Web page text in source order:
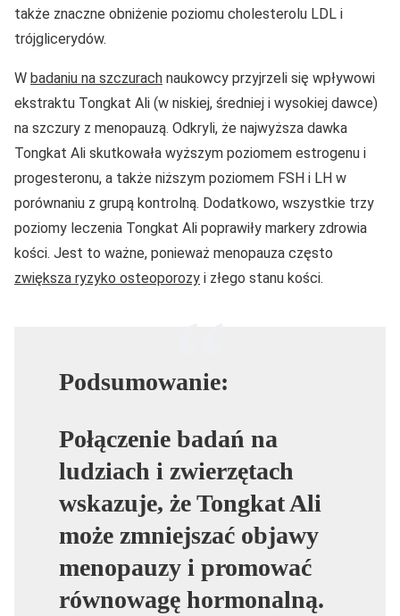
także znaczne obniżenie poziomu cholesterolu LDL i
trójglicerydów.
W badaniu na szczurach naukowcy przyjrzeli się wpływowi
ekstraktu Tongkat Ali (w niskiej, średniej i wysokiej dawce)
na szczury z menopauzą. Odkryli, że najwyższa dawka
Tongkat Ali skutkowała wyższym poziomem estrogenu i
progesteronu, a także niższym poziomem FSH i LH w
porównaniu z grupą kontrolną. Dodatkowo, wszystkie trzy
poziomy leczenia Tongkat Ali poprawiły markery zdrowia
kości. Jest to ważne, ponieważ menopauza często
zwiększa ryzyko osteoporozy i złego stanu kości.
Podsumowanie:
Połączenie badań na
ludziach i zwierzętach
wskazuje, że Tongkat Ali
może zmniejszać objawy
menopauzy i promować
równowagę hormonalną.